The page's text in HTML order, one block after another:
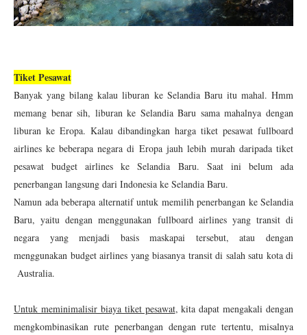
Tiket Pesawat
Banyak yang bilang kalau liburan ke Selandia Baru itu mahal. Hmm
memang benar sih, liburan ke Selandia Baru sama mahalnya dengan
liburan ke Eropa. Kalau dibandingkan harga tiket pesawat fullboard
airlines ke beberapa negara di Eropa jauh lebih murah daripada tiket
pesawat budget airlines ke Selandia Baru. Saat ini belum ada
penerbangan langsung dari Indonesia ke Selandia Baru.
Namun ada beberapa alternatif untuk memilih penerbangan ke Selandia
Baru, yaitu dengan menggunakan fullboard airlines yang transit di
negara yang menjadi basis maskapai tersebut, atau dengan
menggunakan budget airlines yang biasanya transit di salah satu kota di
Australia.
Untuk meminimalisir biaya tiket pesawat, kita dapat mengakali dengan
mengkombinasikan rute penerbangan dengan rute tertentu, misalnya